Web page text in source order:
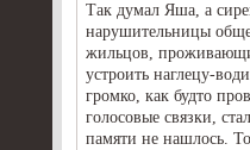
Так думал Яша, а
нарушительницы
жильцов,
устроить наглецу-
громко, как будто
голосовые связки,
памяти не нашлось.